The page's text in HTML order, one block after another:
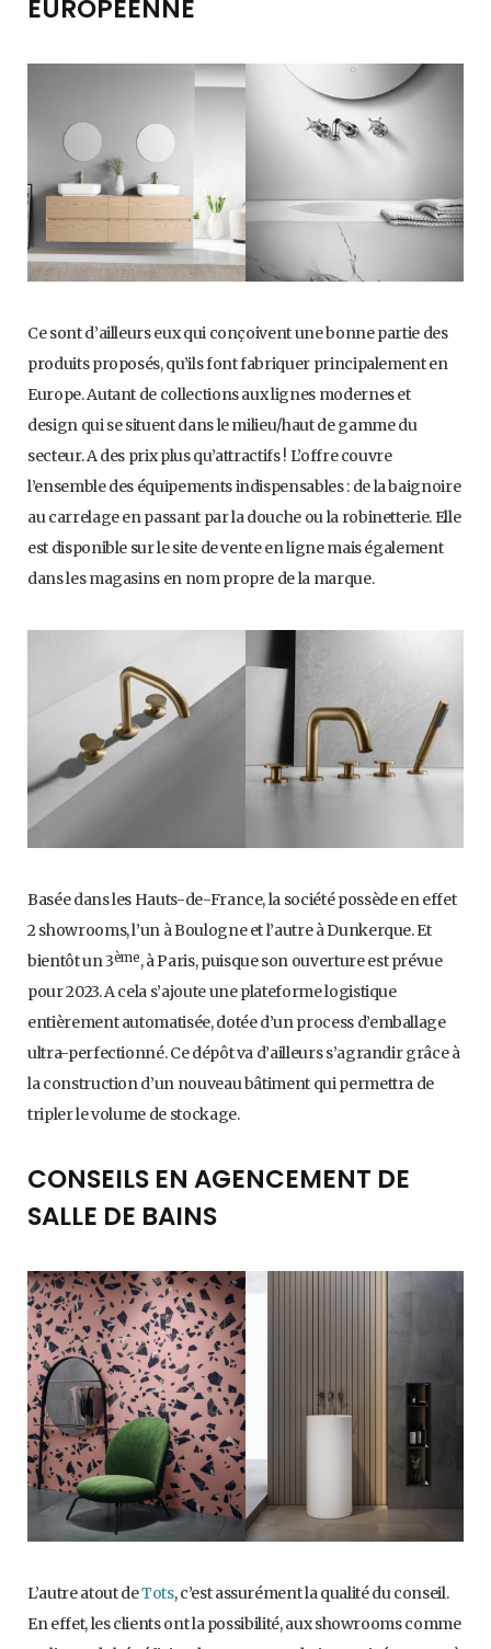
EUROPÉENNE
Ce sont d’ailleurs eux qui conçoivent une bonne partie des
produits proposés, qu’ils font fabriquer principalement en
Europe. Autant de collections aux lignes modernes et
design qui se situent dans le milieu/haut de gamme du
secteur. A des prix plus qu’attractifs ! L’offre couvre
l’ensemble des équipements indispensables : de la baignoire
au carrelage en passant par la douche ou la robinetterie. Elle
est disponible sur le site de vente en ligne mais également
dans les magasins en nom propre de la marque.
Basée dans les Hauts-de-France, la société possède en effet
2 showrooms, l’un à Boulogne et l’autre à Dunkerque. Et
bientôt un 3ème, à Paris, puisque son ouverture est prévue
pour 2023. A cela s’ajoute une plateforme logistique
entièrement automatisée, dotée d’un process d’emballage
ultra-perfectionné. Ce dépôt va d’ailleurs s’agrandir grâce à
la construction d’un nouveau bâtiment qui permettra de
tripler le volume de stockage.
CONSEILS EN AGENCEMENT DE
SALLE DE BAINS
L’autre atout deTots, c’est assurément la qualité du conseil.
En effet, les clients ont la possibilité, aux showrooms comme